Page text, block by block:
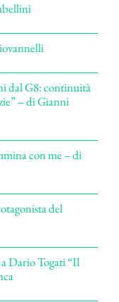
dal G8: continuità
– di Gianni
con me – di
del
Dario Togati “Il